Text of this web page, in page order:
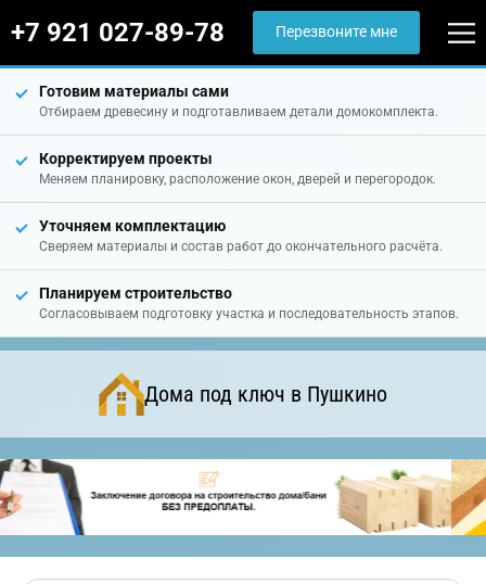
+7 921 027-89-78 Перезвоните мне
Готовим материалы сами
Отбираем древесину и подготавливаем детали домокомплекта.
Корректируем проекты
Меняем планировку, расположение окон, дверей и перегородок.
Уточняем комплектацию
Сверяем материалы и состав работ до окончательного расчёта.
Планируем строительство
Согласовываем подготовку участка и последовательность этапов.
Дома под ключ в Пушкино